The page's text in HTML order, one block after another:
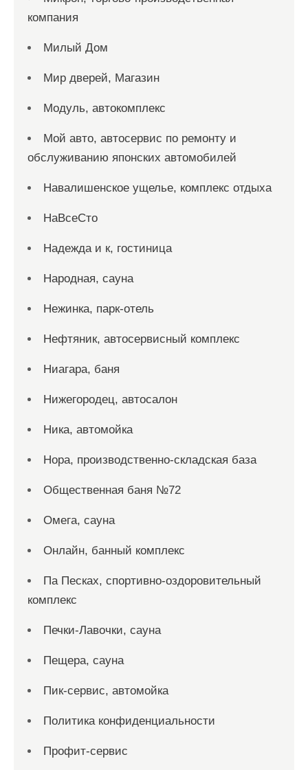
компания
Милый Дом
Мир дверей, Магазин
Модуль, автокомплекс
Мой авто, автосервис по ремонту и
обслуживанию японских автомобилей
Навалишенское ущелье, комплекс отдыха
НаВсеСто
Надежда и к, гостиница
Народная, сауна
Нежинка, парк-отель
Нефтяник, автосервисный комплекс
Ниагара, баня
Нижегородец, автосалон
Ника, автомойка
Нора, производственно-складская база
Общественная баня №72
Омега, сауна
Онлайн, банный комплекс
Па Песках, спортивно-оздоровительный
комплекс
Печки-Лавочки, сауна
Пещера, сауна
Пик-сервис, автомойка
Политика конфиденциальности
Профит-сервис